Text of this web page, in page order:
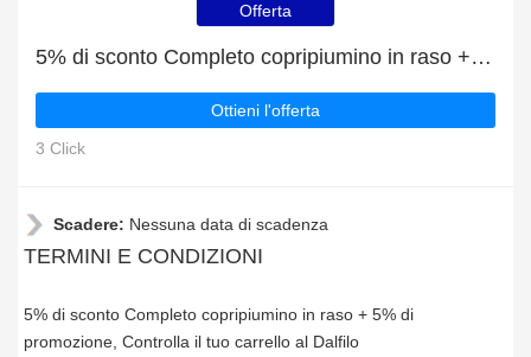
Offerta
5% di sconto Completo copripiumino in raso + 5% di promozione
Ottieni l'offerta
3 Click
Scadere: Nessuna data di scadenza
TERMINI E CONDIZIONI
5% di sconto Completo copripiumino in raso + 5% di
promozione, Controlla il tuo carrello al Dalfilo